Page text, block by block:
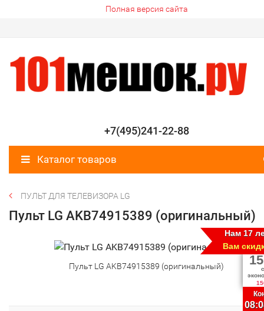
Полная версия сайта
+7(495)241-22-88
Каталог товаров
ПУЛЬТ ДЛЯ ТЕЛЕВИЗОРА LG
Пульт LG AKB74915389 (оригинальный)
Пульт LG AKB74915389 (оригинальный)
Нам 17
Вам
15